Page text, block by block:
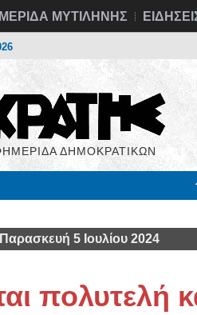
ΜΥΤΙΛΗΝΗΣ
ΔΗΜΟΚΡΑΤΙΚΩΝ
Παρασκευή 5 Ιουλίου 2024
πολυτελή